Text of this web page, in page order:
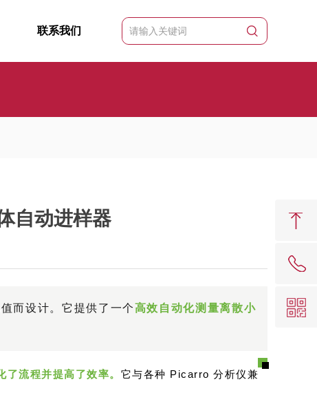
联系我们
自动进样器
而设计。它提供了一个高效自动化测量离散小
流程并提高了效率。 它与各种 Picarro 分析仪兼
62081909